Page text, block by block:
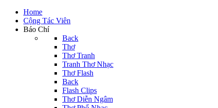
Home
Cộng Tác Viên
Báo Chí
Back
Thơ
Thơ Tranh
Tranh Thơ Nhạc
Thơ Flash
Back
Flash Clips
Thơ Diễn Ngâm